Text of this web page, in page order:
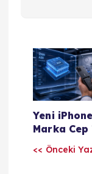
Y
a
zYeni
Marka
İçin Mart
<< Önceki